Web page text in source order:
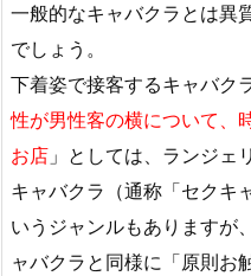
一般的なキャバクラとは異
でしょう。
下着姿で接客するキャバク
性が男性客の横について、
お店 」としては、ランジェ
キャバクラ（通称「セクキ
いうジャンルもありますが
ャバクラと同様に「原則お